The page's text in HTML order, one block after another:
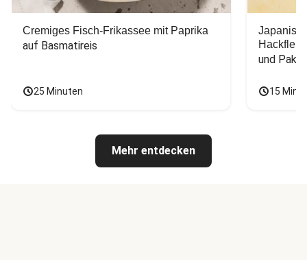
Cremiges Fisch-Frikassee mit Paprika
auf Basmatireis
25 Minuten
und Pak
15
Mehr entdecken